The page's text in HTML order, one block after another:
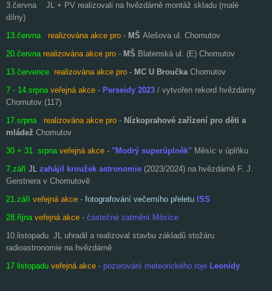
3.června JL + PV realizovali na hvězdárně montáž skladu (malé
dílny)
13.června
realizována akce pro - MŠ Alešova ul. Chomutov
20.června realizována akce pro - MŠ Blatenská ul. (E) Chomutov
13.července realizována akce pro - MC U BroučkaChomutov
7 - 14.srpna veřejná akce - Perseidy 2023 / vytvořen rekord hvězdárny
Chomutov (117)
17.srpna
realizována akce pro - Nízkoprahové zařízení pro děti a
mládež Chomutov
30 + 31. srpna veřejná akce - "Modrý superúplněk" Měsíc v úplňku
7.září JL zahájil kroužek astronomie (2023/2024) na hvězdárně F. J.
Gerstnera v Chomutově
21.září veřejná akce - fotografování večerního přeletu ISS
28.října veřejná akce - částečné zatmění Měsíce
10.listopadu JL uhradil a realizoval stavbu základů stožáru
radioastronomie na hvězdárně
17.listopadu veřejná akce - pozorování meteorického roje Leonidy